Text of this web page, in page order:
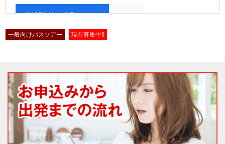
一般向けバスツアー 現在募集中!!